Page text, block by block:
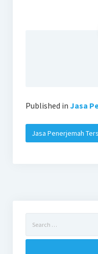
Published in Jasa
Jasa Penerjemah
for: